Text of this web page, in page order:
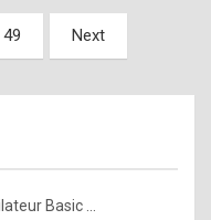
49 Next
Basic ...